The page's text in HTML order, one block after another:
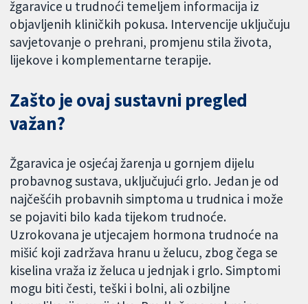
žgaravice u trudnoći temeljem informacija iz
objavljenih kliničkih pokusa. Intervencije uključuju
savjetovanje o prehrani, promjenu stila života,
lijekove i komplementarne terapije.
Zašto je ovaj sustavni pregled
važan?
Žgaravica je osjećaj žarenja u gornjem dijelu
probavnog sustava, uključujući grlo. Jedan je od
najčešćih probavnih simptoma u trudnica i može
se pojaviti bilo kada tijekom trudnoće.
Uzrokovana je utjecajem hormona trudnoće na
mišić koji zadržava hranu u želucu, zbog čega se
kiselina vraža iz želuca u jednjak i grlo. Simptomi
mogu biti česti, teški i bolni, ali ozbiljne